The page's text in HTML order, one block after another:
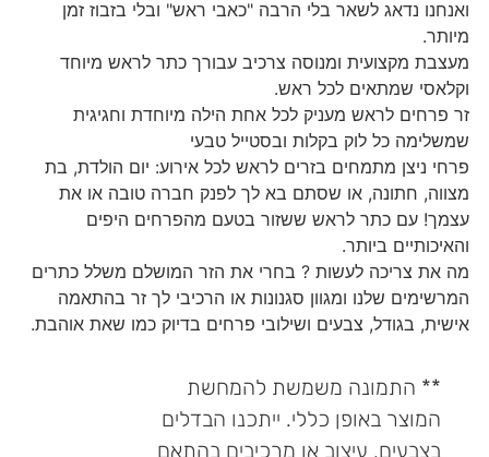
ואנחנו נדאג לשאר בלי הרבה "כאבי ראש" ובלי בזבוז זמן
מיותר.
מעצבת מקצועית ומנוסה צרכיב עבורך כתר לראש מיוחד
וקלאסי שמתאים לכל ראש.
זר פרחים לראש מעניק לכל אחת הילה מיוחדת וחגיגית
שמשלימה כל לוק בקלות ובסטייל טבעי
פרחי ניצן מתמחים בזרים לראש לכל אירוע: יום הולדת, בת
מצווה, חתונה, או שסתם בא לך לפנק חברה טובה או את
עצמך! עם כתר לראש ששזור בטעם מהפרחים היפים
והאיכותיים ביותר.
מה את צריכה לעשות ? בחרי את הזר המושלם משלל כתרים
המרשימים שלנו ומגוון סגנונות או הרכיבי לך זר בהתאמה
אישית, בגודל, צבעים ושילובי פרחים בדיוק כמו שאת אוהבת.
** התמונה משמשת להמחשת
המוצר באופן כללי. ייתכנו הבדלים
בצבעים, עיצוב או מרכיבים בהתאם